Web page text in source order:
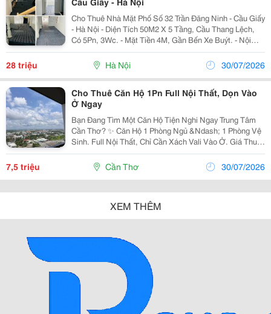
Cho Thuê Nhà Mặt Phố Số 32 Trần Đăng Ninh - Cầu Giấy
- Hà Nội - Diện Tích 50M2 X 5 Tầng, Cầu Thang Lệch,
Có 5Pn, 3Wc. - Mặt Tiền 4M, Gần Bến Xe Buýt. - Nội
Thất: Có 3 Nóng Lạnh, 5 Điều Hòa. - Tiện Kinh Doanh,
Bán Hàng, Spa, Photo, Nhà Trọ,...
28 triệu Hà Nội 30/07/2026
Cho Thuê Căn Hộ 1Pn Full Nội Thất, Dọn Vào
Ở Ngay
Bạn Đang Tìm Một Căn Hộ Tiện Nghi Ngay Trung Tâm
Cần Thơ? ✨ Căn Hộ 1 Phòng Ngủ &Ndash; 1 Phòng Vệ
Sinh. Full Nội Thất, Chỉ Cần Xách Vali Vào Ở. Giá Thuê:
7,5 Triệu/Tháng. Hợp Đồng Linh Hoạt Từ 6 Tháng Đến 1
Năm. Tiện Ích Dành Cho Cư...
7,5 triệu Cần Thơ 30/07/2026
XEM THÊM